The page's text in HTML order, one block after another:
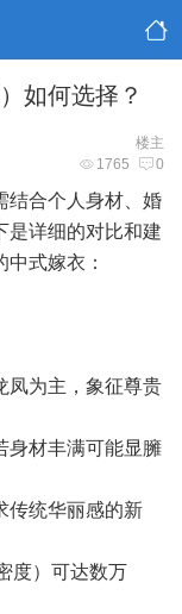
如何选择？
楼主
1765 0
结合个人身材、婚
是详细的对比和建
式嫁衣：
凤为主，象征尊贵
身材丰满可能显臃
传统华丽感的新
度）可达数万